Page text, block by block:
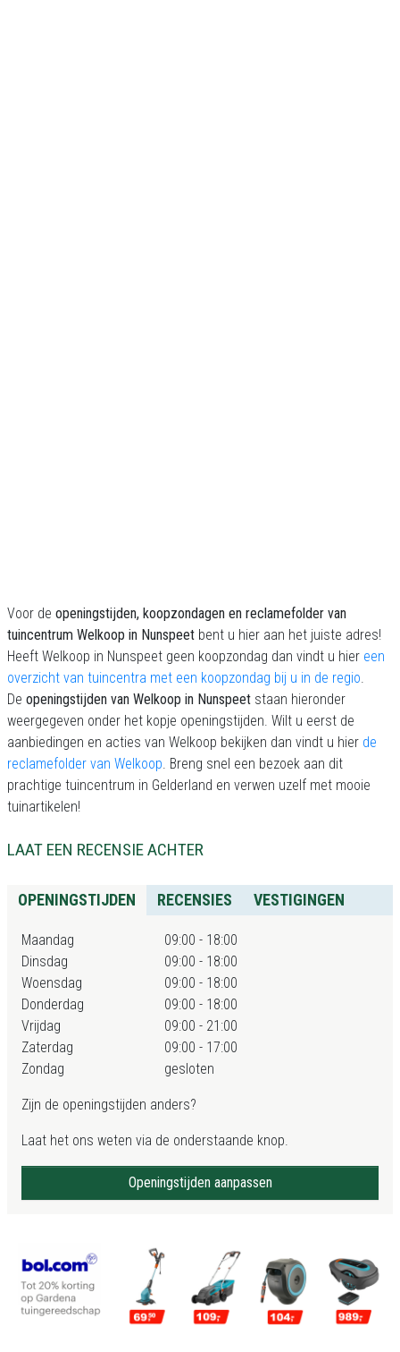
Voor de openingstijden, koopzondagen en reclamefolder van
tuincentrum Welkoop in Nunspeet bent u hier aan het juiste adres!
Heeft Welkoop in Nunspeet geen koopzondag dan vindt u hier een
overzicht van tuincentra met een koopzondag bij u in de regio.
De openingstijden van Welkoop in Nunspeet staan hieronder
weergegeven onder het kopje openingstijden. Wilt u eerst de
aanbiedingen en acties van Welkoop bekijken dan vindt u hier de
reclamefolder van Welkoop. Breng snel een bezoek aan dit
prachtige tuincentrum in Gelderland en verwen uzelf met mooie
tuinartikelen!
LAAT EEN RECENSIE ACHTER
OPENINGSTIJDEN RECENSIES VESTIGINGEN
Maandag
09:00 - 18:00
Dinsdag
09:00 - 18:00
Woensdag
09:00 - 18:00
Donderdag
09:00 - 18:00
Vrijdag
09:00 - 21:00
Zaterdag
09:00 - 17:00
Zondag
gesloten
Zijn de openingstijden anders?
Laat het ons weten via de onderstaande knop.
Openingstijden aanpassen